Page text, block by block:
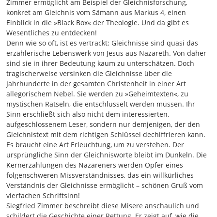
02:09
Ich habe einmal erlebt, wie ein Mann mit 45 Jahren neben
mir gekniet ist in meinem Wohnzimmer. Und er hat das
erste Gebet seines Lebens gesprochen. Das ist schon ein
tiefes Erlebnis. Also die Freude für den christlichen
Glauben zu wirken und einzuladen, das verbindet mich mit
allen engagierten Gruppen. Aber auf der anderen Seite ist
es bei mir so gelaufen, dass ich Theologieprofessor wurde.
Ich war vorher auch Schüler und Lehrer auf einer
fundamentalistischen Bibelschule. Und ich schätze diese
Zeit. Ohne diese Zeit wäre ich nicht das, was ich heute bin.
Also erst eine pfingstliche Bibelschule besuchen, dann an
einer staatlichen Universität Theologie studieren.
03:05
Das ist eine gute Mischung. Die kann ich euch empfehlen.
Diese beiden Welten haben sich bei mir verbunden. Gut,
also deswegen versuche ich gegenüber allen christlichen
Strömungen Gruppierungen, die die Universitätstheologie
zu pauschal ablehnen. Ich stehe ihr selber auch durchaus
auch kritisch gegenüber, aber überwiegend positiv. Ich
Zimmer ermöglicht am Beispiel der Gleichnisforschung,
konkret am Gleichnis vom Sämann aus Markus 4, einen
Einblick in die »Black Box« der Theologie. Und da gibt es
Wesentliches zu entdecken!
Denn wie so oft, ist es vertrackt: Gleichnisse sind quasi das
erzählerische Lebenswerk von Jesus aus Nazareth. Von daher
sind sie in ihrer Bedeutung kaum zu unterschätzen. Doch
tragischerweise versinken die Gleichnisse über die
Jahrhunderte in der gesamten Christenheit in einer Art
allegorischem Nebel. Sie werden zu »Geheimtexten«, zu
mystischen Rätseln, die entschlüsselt werden müssen. Ihr
Sinn erschließt sich also nicht dem interessierten,
aufgeschlossenem Leser, sondern nur demjenigen, der den
Gleichnistext mit dem richtigen Schlüssel dechiffrieren kann.
Es braucht eine Art Erleuchtung, um zu verstehen. Der
ursprüngliche Sinn der Gleichnisworte bleibt im Dunkeln. Die
Kernerzählungen des Nazareners werden Opfer eines
folgenschweren Missverständnisses, das ein willkürliches
Verständnis der Gleichnisse ermöglicht – schönen Gruß vom
vierfachen Schriftsinn!
Siegfried Zimmer beschreibt diese Mi­se­re anschaulich und